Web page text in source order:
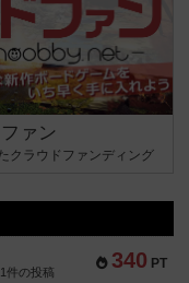
ァン
クラウドファンディング
340 PT
1件の投稿